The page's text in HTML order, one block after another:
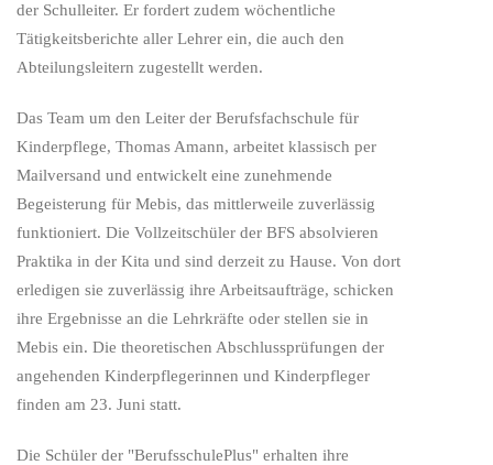
der Schulleiter. Er fordert zudem wöchentliche
Tätigkeitsberichte aller Lehrer ein, die auch den
Abteilungsleitern zugestellt werden.
Das Team um den Leiter der Berufsfachschule für
Kinderpflege, Thomas Amann, arbeitet klassisch per
Mailversand und entwickelt eine zunehmende
Begeisterung für Mebis, das mittlerweile zuverlässig
funktioniert. Die Vollzeitschüler der BFS absolvieren
Praktika in der Kita und sind derzeit zu Hause. Von dort
erledigen sie zuverlässig ihre Arbeitsaufträge, schicken
ihre Ergebnisse an die Lehrkräfte oder stellen sie in
Mebis ein. Die theoretischen Abschlussprüfungen der
angehenden Kinderpflegerinnen und Kinderpfleger
finden am 23. Juni statt.
Die Schüler der "BerufsschulePlus" erhalten ihre